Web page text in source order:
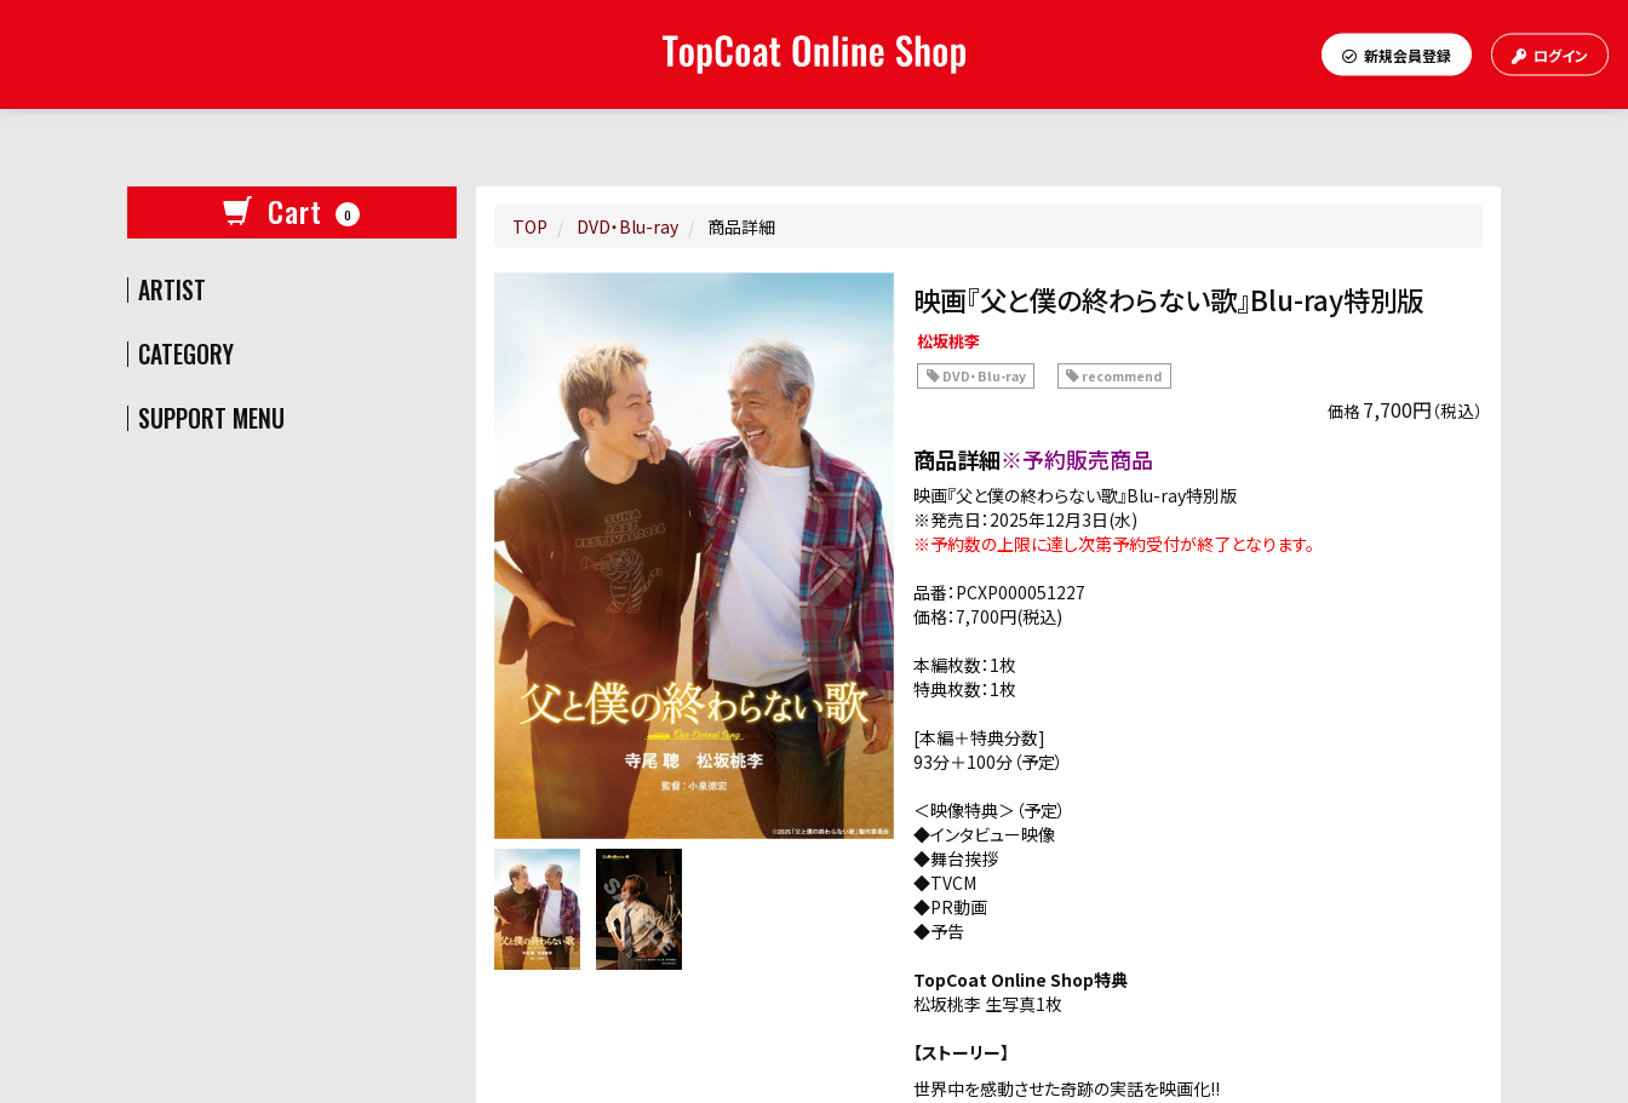
新規会員登録 ログイン
Cart 0
ARTIST
CATEGORY
SUPPORT MENU
TOP DVD・Blu-ray 商品詳細
映画『父と僕の終わらない歌』Blu-ray特別版
松坂桃李
DVD・Blu-ray recommend
価格 7,700円 （税込）
商品詳細※予約販売商品
映画『父と僕の終わらない歌』Blu-ray特別版
※発売日：2025年12月3日(水)
※予約数の上限に達し次第予約受付が終了となります。
品番：PCXP000051227
価格：7,700円(税込)
本編枚数：1枚
特典枚数：1枚
[本編＋特典分数]
93分＋100分（予定）
＜映像特典＞（予定）
◆インタビュー映像
◆舞台挨拶
◆TVCM
◆PR動画
◆予告
TopCoat Online Shop特典
松坂桃李 生写真1枚
【ストーリー】
世界中を感動させた奇跡の実話を映画化!!